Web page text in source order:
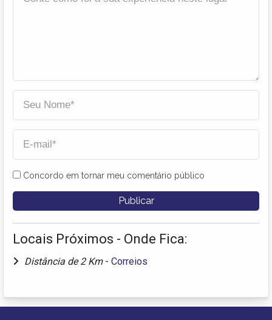
Concordo em tornar meu comentário público
Locais Próximos - Onde Fica:
Distância de 2 Km - Correios